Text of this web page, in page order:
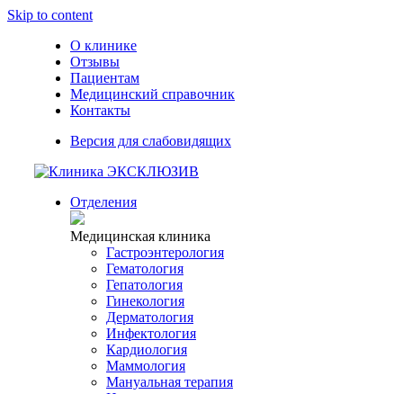
Skip to content
О клинике
Отзывы
Пациентам
Медицинский справочник
Контакты
Версия для слабовидящих
Отделения
Медицинская клиника
Гастроэнтерология
Гематология
Гепатология
Гинекология
Дерматология
Инфектология
Кардиология
Маммология
Мануальная терапия